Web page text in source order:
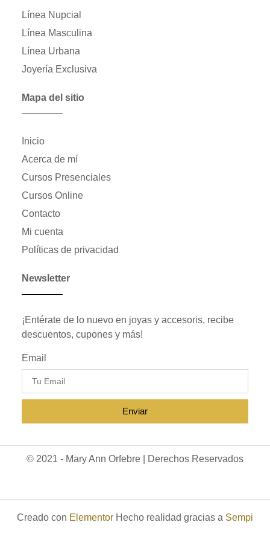
Línea Nupcial
Línea Masculina
Línea Urbana
Joyería Exclusiva
Mapa del sitio
Inicio
Acerca de mí
Cursos Presenciales
Cursos Online
Contacto
Mi cuenta
Políticas de privacidad
Newsletter
¡Entérate de lo nuevo en joyas y accesoris, recibe
descuentos, cupones y más!
Email
Enviar
© 2021 - Mary Ann Orfebre | Derechos Reservados
Creado con Elementor Hecho realidad gracias a Sempi